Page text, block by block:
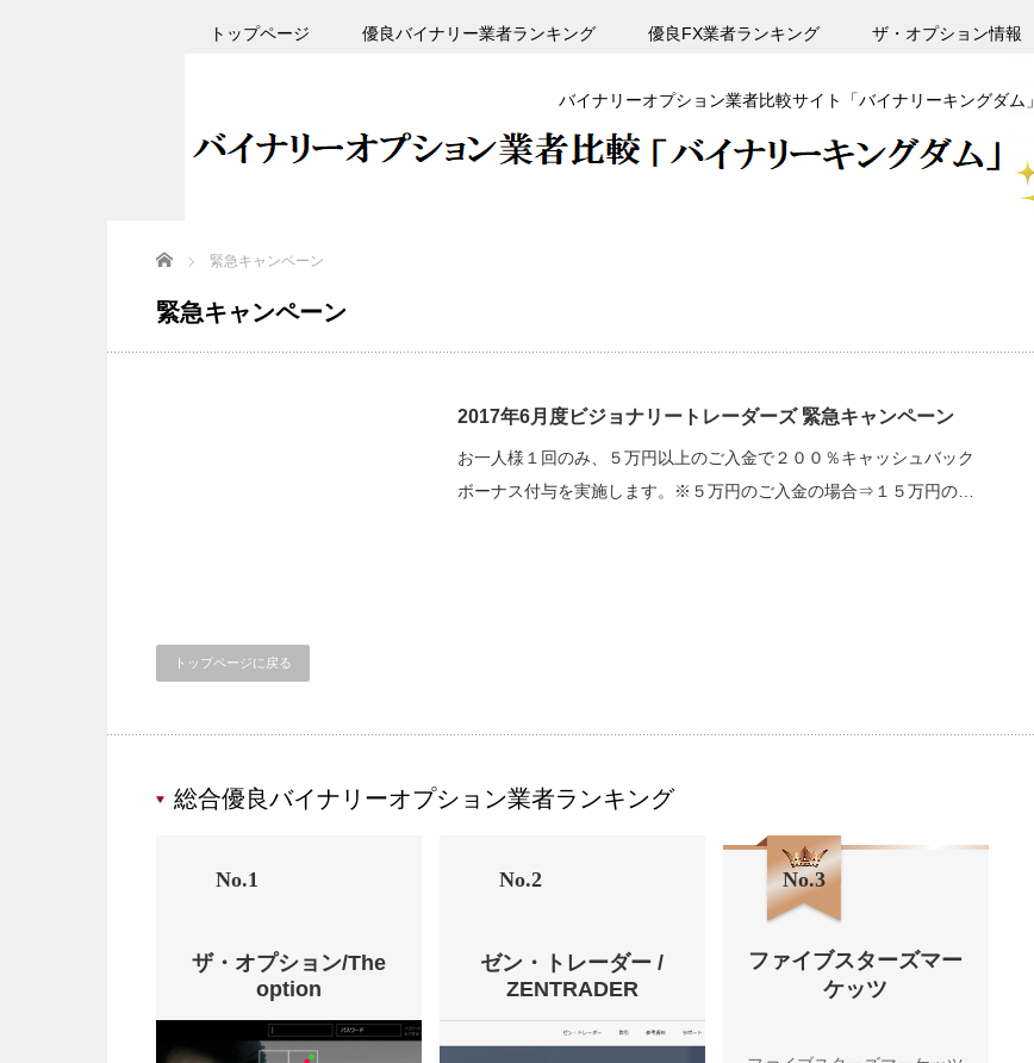
トップページ 優良バイナリー業者ランキング 優良FX業者ランキング ザ・オプション情報
バイナリーオプション業者比較サイト「バイナリーキングダム」
Home 緊急キャンペーン
緊急キャンペーン
2017年6月度ビジョナリートレーダーズ 緊急キャンペーン
お一人様１回のみ、５万円以上のご入金で２００％キャッシュバック
ボーナス付与を実施します。※５万円のご入金の場合⇒１５万円の…
トップページに戻る
総合優良バイナリーオプション業者ランキング
No.1
ザ・オプション/The
option
No.2
ゼン・トレーダー /
ZENTRADER
No.3
ファイブスターズマー
ケッツ